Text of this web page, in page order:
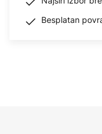
Besplatan